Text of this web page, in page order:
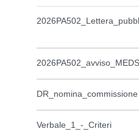
DR_nomina_commissione
Verbale_1_-_Criteri